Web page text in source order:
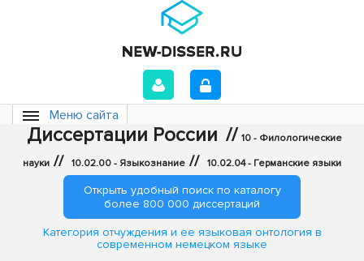
Меню сайта
Диссертации России // 10 - Филологические
науки // 10.02.00 - Языкознание // 10.02.04 - Германские языки
Открыть удобный поиск по каталогу
более 800 000 диссертаций
Категория отчуждения и ее языковая онтология в
современном немецком языке